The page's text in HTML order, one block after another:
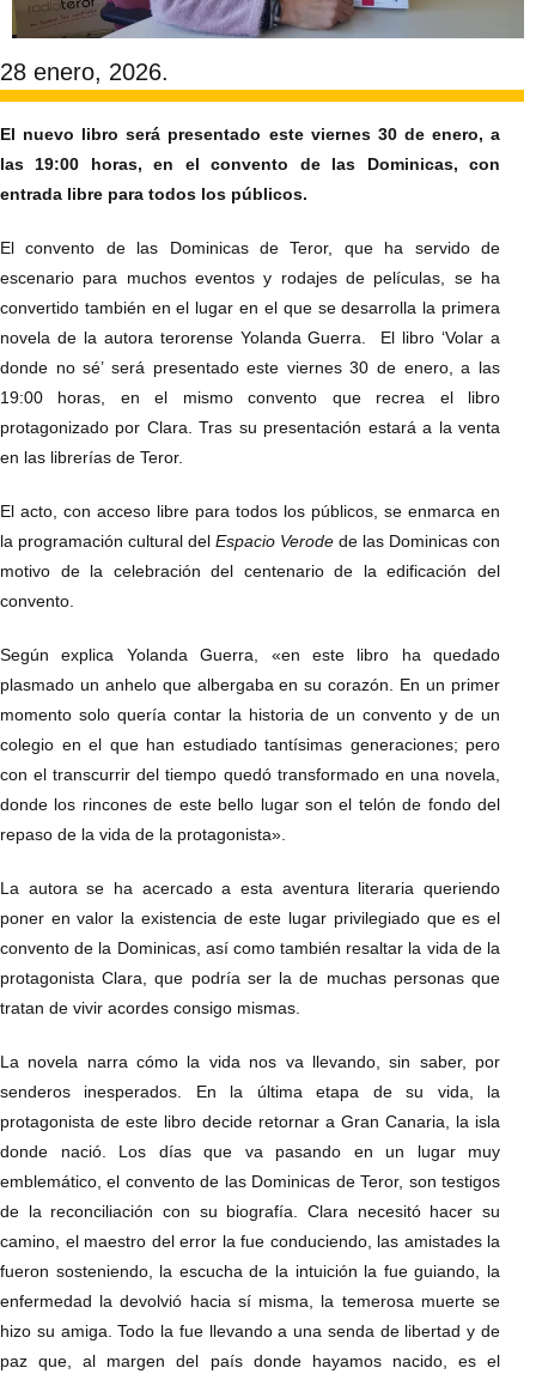
28 enero, 2026.
El nuevo libro será presentado este viernes 30 de enero, a
las 19:00 horas, en el convento de las Dominicas, con
entrada libre para todos los públicos.
El convento de las Dominicas de Teror, que ha servido de
escenario para muchos eventos y rodajes de películas, se ha
convertido también en el lugar en el que se desarrolla la primera
novela de la autora terorense Yolanda Guerra. El libro ‘Volar a
donde no sé’ será presentado este viernes 30 de enero, a las
19:00 horas, en el mismo convento que recrea el libro
protagonizado por Clara. Tras su presentación estará a la venta
en las librerías de Teror.
El acto, con acceso libre para todos los públicos, se enmarca en
la programación cultural del Espacio Verode de las Dominicas con
motivo de la celebración del centenario de la edificación del
convento.
Según explica Yolanda Guerra, «en este libro ha quedado
plasmado un anhelo que albergaba en su corazón. En un primer
momento solo quería contar la historia de un convento y de un
colegio en el que han estudiado tantísimas generaciones; pero
con el transcurrir del tiempo quedó transformado en una novela,
donde los rincones de este bello lugar son el telón de fondo del
repaso de la vida de la protagonista».
La autora se ha acercado a esta aventura literaria queriendo
poner en valor la existencia de este lugar privilegiado que es el
convento de la Dominicas, así como también resaltar la vida de la
protagonista Clara, que podría ser la de muchas personas que
tratan de vivir acordes consigo mismas.
La novela narra cómo la vida nos va llevando, sin saber, por
senderos inesperados. En la última etapa de su vida, la
protagonista de este libro decide retornar a Gran Canaria, la isla
donde nació. Los días que va pasando en un lugar muy
emblemático, el convento de las Dominicas de Teror, son testigos
de la reconciliación con su biografía. Clara necesitó hacer su
camino, el maestro del error la fue conduciendo, las amistades la
fueron sosteniendo, la escucha de la intuición la fue guiando, la
enfermedad la devolvió hacia sí misma, la temerosa muerte se
hizo su amiga. Todo la fue llevando a una senda de libertad y de
paz que, al margen del país donde hayamos nacido, es el